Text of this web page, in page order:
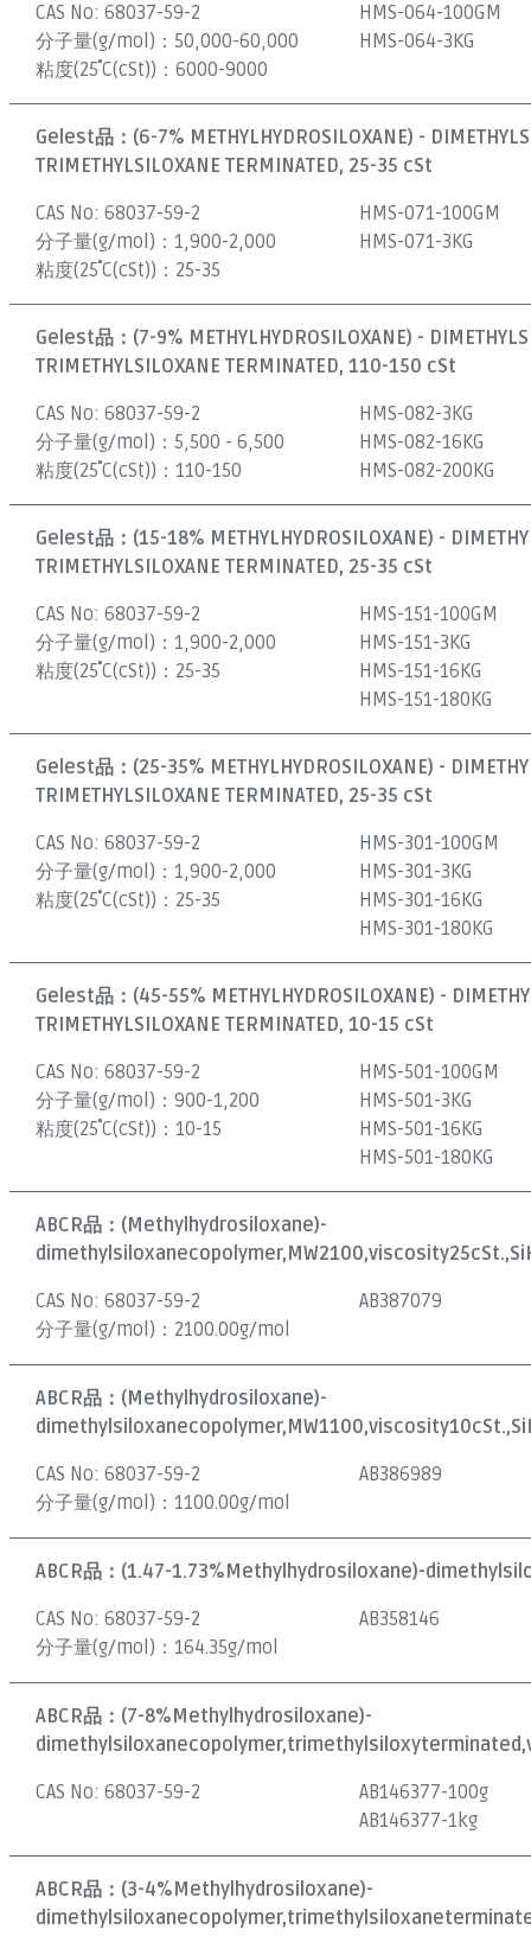
CAS No:68037-59-2
分子量(g/mol)：50,000-60,000
粘度(25˚C(cSt))：6000-9000
HMS-064-100GM
HMS-064-3KG
Gelest品： (6-7% METHYLHYDROSILOXANE) -
TRIMETHYLSILOXANE TERMINATED, 25-35 cSt
CAS No:68037-59-2
分子量(g/mol)：1,900-2,000
粘度(25˚C(cSt))： 25-35
HMS-071-100GM
HMS-071-3KG
Gelest品： (7-9% METHYLHYDROSILOXANE) -
TRIMETHYLSILOXANE TERMINATED, 110-150 cSt
CAS No:68037-59-2
分子量(g/mol)：5,500 - 6,500
粘度(25˚C(cSt))：110-150
HMS-082-3KG
HMS-082-16KG
HMS-082-200KG
Gelest品： (15-18% METHYLHYDROSILOXANE) -
TRIMETHYLSILOXANE TERMINATED, 25-35 cSt
CAS No:68037-59-2
分子量(g/mol)：1,900-2,000
粘度(25˚C(cSt))： 25-35
HMS-151-100GM
HMS-151-3KG
HMS-151-16KG
HMS-151-180KG
Gelest品： (25-35% METHYLHYDROSILOXANE) -
TRIMETHYLSILOXANE TERMINATED, 25-35 cSt
CAS No:68037-59-2
分子量(g/mol)：1,900-2,000
粘度(25˚C(cSt))： 25-35
HMS-301-100GM
HMS-301-3KG
HMS-301-16KG
HMS-301-180KG
Gelest品： (45-55% METHYLHYDROSILOXANE) -
TRIMETHYLSILOXANE TERMINATED, 10-15 cSt
CAS No:68037-59-2
分子量(g/mol)：900-1,200
粘度(25˚C(cSt))：10-15
HMS-501-100GM
HMS-501-3KG
HMS-501-16KG
HMS-501-180KG
ABCR品： (Methylhydrosiloxane)-
CAS No:68037-59-2
分子量(g/mol)： 2100.00g/mol
AB387079
ABCR品： (Methylhydrosiloxane)-
CAS No:68037-59-2
分子量(g/mol)：1100.00g/mol
AB386989
ABCR品： (1.47-1.73%Methylhydrosiloxane)-
CAS No:68037-59-2
分子量(g/mol)：164.35g/mol
AB358146
ABCR品： (7-8%Methylhydrosiloxane)-
CAS No:68037-59-2
AB146377-100g
AB146377-1kg
ABCR品： (3-4%Methylhydrosiloxane)-